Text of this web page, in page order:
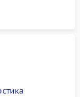
или вздутых